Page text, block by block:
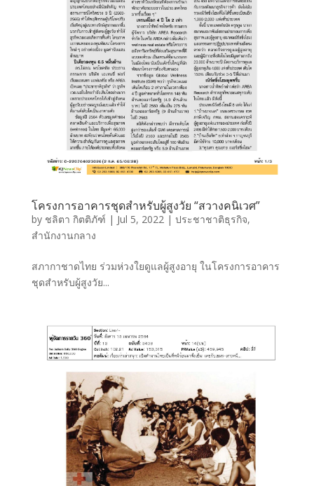
โครงการอาคารชุดสำหรับผู้สูงวัย “สวางคนิเวศ”
by ชลิตา กิตติภัฑ์ | Jul 5, 2022| ประชาชาติธุรกิจ,
สำนักงานกลาง
สภากาชาดไทย ร่วมห่วงใยดูแลผู้สูงอายุ ในโครงการอาคาร
ชุดสำหรับผู้สูงวัย...